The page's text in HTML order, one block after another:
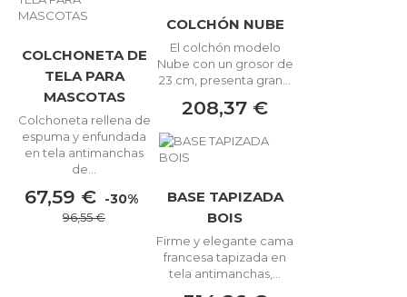
COLCHONETA DE
TELA PARA
MASCOTAS
Colchoneta rellena de
espuma y enfundada
en tela antimanchas
de...
67,59 € -30%
96,55 €
COLCHÓN NUBE
El colchón modelo
Nube con un grosor de
23 cm, presenta gran...
208,37 €
BASE TAPIZADA
BOIS
Firme y elegante cama
francesa tapizada en
tela antimanchas,...